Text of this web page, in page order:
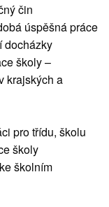
čin
úspěšná práce
docházky
školy –
krajských a
pro třídu, školu
školy
školním